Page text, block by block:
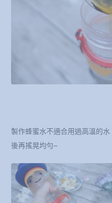
製作蜂蜜水不適合用過高溫的
後再搖晃均勻~